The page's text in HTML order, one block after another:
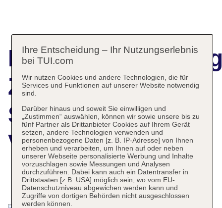
Zanzibar White
Sand Luxury
Villas & Spa
Das bietet Ihre Unterkunft
Ihre Entscheidung – Ihr Nutzungserlebnis
bei TUI.com
Wir nutzen Cookies und andere Technologien, die für
Services und Funktionen auf unserer Website notwendig
sind.
Darüber hinaus und soweit Sie einwilligen und
„Zustimmen“ auswählen, können wir sowie unsere bis zu
fünf Partner als Drittanbieter Cookies auf Ihrem Gerät
setzen, andere Technologien verwenden und
personenbezogene Daten [z. B. IP-Adresse] von Ihnen
erheben und verarbeiten, um Ihnen auf oder neben
unserer Webseite personalisierte Werbung und Inhalte
vorzuschlagen sowie Messungen und Analysen
durchzuführen. Dabei kann auch ein Datentransfer in
Drittstaaten [z.B. USA] möglich sein, wo vom EU-
Datenschutzniveau abgewichen werden kann und
Zugriffe von dortigen Behörden nicht ausgeschlossen
werden können.